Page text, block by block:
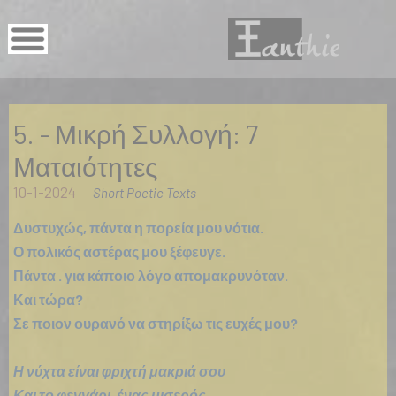
5. - Μικρή Συλλογή: 7
Ματαιότητες
10-1-2024 Short Poetic Texts
Δυστυχώς, πάντα η πορεία μου νότια.
Ο πολικός αστέρας μου ξέφευγε.
Πάντα . για κάποιο λόγο απομακρυνόταν.
Και τώρα?
Σε ποιον ουρανό να στηρίξω τις ευχές μου?
Η νύχτα είναι φριχτή μακριά σου